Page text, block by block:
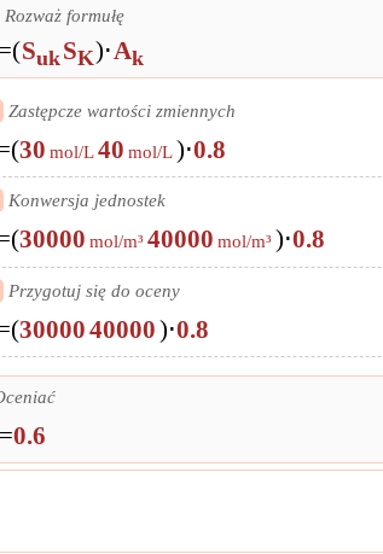
Rozważ formułę
=(SukSK)⋅Ak
Zastępcze wartości zmiennych
(30 mol/L40 mol/L)⋅0.8
Konwersja jednostek
(30000 mol/m³40000 mol/m³)⋅0.8
Przygotuj się do oceny
(3000040000)⋅0.8
=0.6